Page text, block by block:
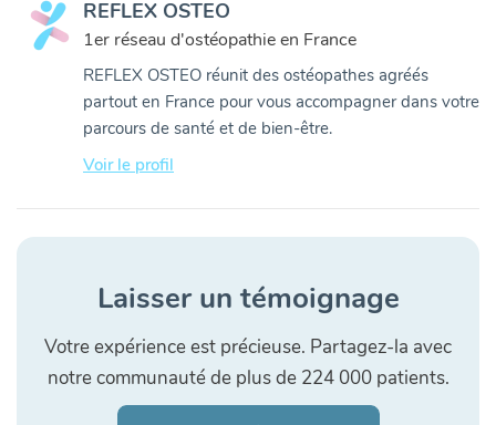
REFLEX OSTEO
1er réseau d'ostéopathie en France
REFLEX OSTEO réunit des ostéopathes agréés
partout en France pour vous accompagner dans votre
parcours de santé et de bien-être.
Voir le profil
Laisser un témoignage
Votre expérience est précieuse. Partagez-la avec
notre communauté de plus de 224 000 patients.